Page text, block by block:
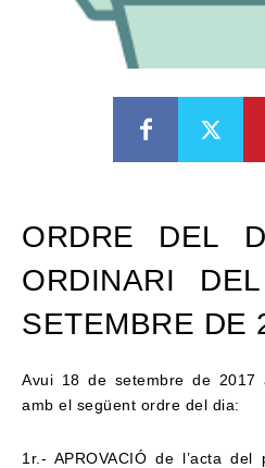
ORDRE DEL
ORDINARI
SETEMBRE DE
Avui 18 de setembre de 2017
amb el següent ordre del dia:
1r.- APROVACIÓ de l’acta